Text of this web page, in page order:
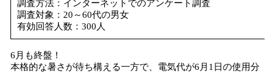
調査方法：インターネットでのアンケート調査
調査対象：20～60代の男女
有効回答人数：300人
6月も終盤！
本格的な暑さが待ち構える一方で、電気代が6月1日の使用分